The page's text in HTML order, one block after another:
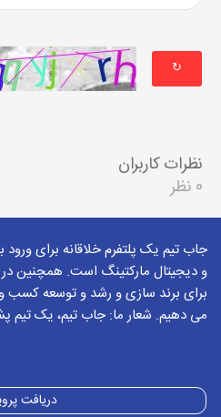
↻
نظرات کاربران
0 نظر
جاب تیم یک پلتفرم خلاقانه برای ورود
و دیجیتال مارکتینگ است. همچنین
برای برند سازی و رشد و توسعه کسب و
می دهیم. شعار ما: جاب تیم، یک تیم
دریافت